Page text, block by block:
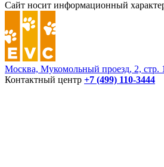
Сайт носит информационный
Москва, Мукомольный проезд, 2, стр. 1
Контактный центр +7 (499) 110-3444